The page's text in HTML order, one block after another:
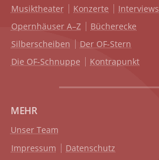
Musiktheater Konzerte
Interviews
Opernhäuser A–Z
Bücherecke
Silberscheiben
Der OF-Stern
Die OF-Schnuppe
Kontrapunkt
MEHR
Unser Team
Impressum
Datenschutz